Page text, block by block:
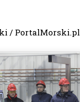
/ PortalMorski.pl